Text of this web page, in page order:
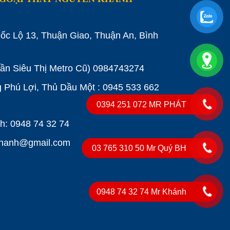
Lộ 13, Thuận Giao, Thuận An, Bình
Siêu Thị Metro Cũ) 0984743274
Phú Lợi, Thủ Dầu Một : 0945 533 662
0948 74 32 74
0394 251 072 MR PHÁT
03 765 310 50 Mr Quý BH
0948 74 32 74 Mr Khánh